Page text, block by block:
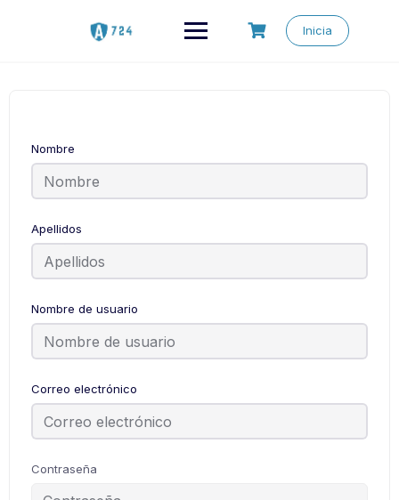
Inicia
Nombre
Apellidos
Nombre de usuario
Correo electrónico
Contraseña